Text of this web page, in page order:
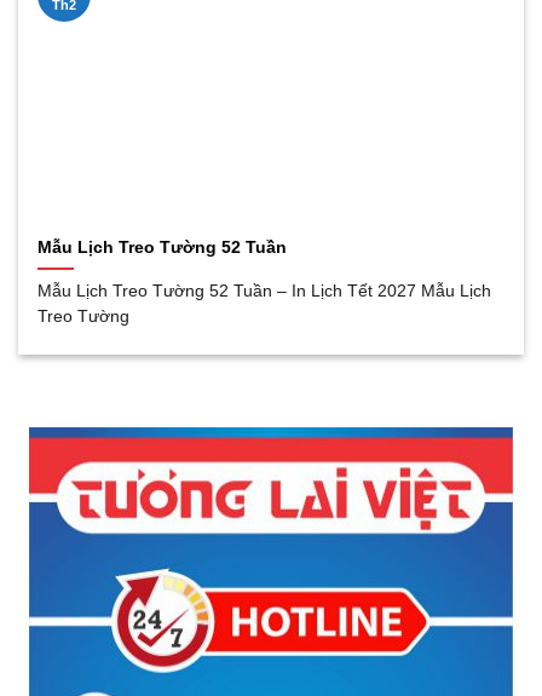
Mẫu Lịch Treo Tường 52 Tuần
Mẫu Lịch Treo Tường 52 Tuần – In Lịch Tết 2027 Mẫu Lịch
Treo Tường
Th2